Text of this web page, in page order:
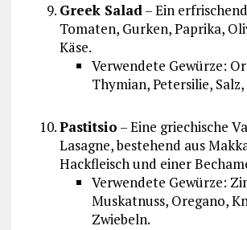
Greek Salad– Ein
Tomaten, Gurken, Paprika,
Käse.
Verwendete Gewürze:
Thymian, Petersilie,
Pastitsio – Eine griechische
Lasagne, bestehend aus
Hackfleisch und einer
Verwendete Gewürze:
Muskatnuss, Oregano,
Zwiebeln.